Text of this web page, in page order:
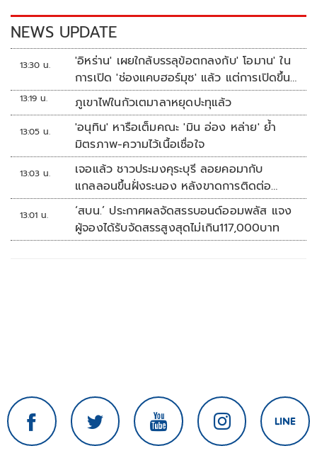
k k
NEWS UPDATE
13:30 น.
'อิหร่าน' เผยใกล้บรรลุข้อตกลงกับ' โอมาน' ใน
การเปิด 'ช่องแคบฮอร์มุซ' แล้ว แต่การเปิดขึ้น
อยู่กับสหรัฐฯ
13:19 น. ภูเขาไฟในกัวเตมาลาหยุดปะทุแล้ว
13:05 น.
'อนุทิน' หารือเต็มคณะ 'มิน อ่อง หล่าย' ย้ำ
มิตรภาพ-ความไว้เนื้อเชื่อใจ
13:03 น.
เจอแล้ว ชาวประมงคุระบุรี ลอยคอมากับ
แกลลอนขึ้นฝั่งระนอง หลังขาดการติดต่อ
หลายวัน
13:01 น.
‘สบน.’ ประกาศผลจัดสรรบอนด์ออมพลัส แจง
ผู้จองได้รับจัดสรรสูงสุดไม่เกิน117,000บาท